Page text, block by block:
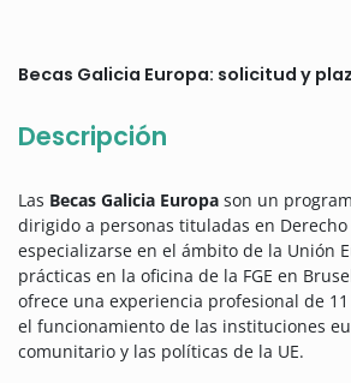
Becas Galicia Europa: solicitud y
Descripción
Las Becas Galicia Europa son un
dirigido a personas tituladas en
especializarse en el ámbito de la Unión
prácticas en la oficina de la FGE en
ofrece una experiencia profesional de
el funcionamiento de las instituciones
comunitario y las políticas de la UE.